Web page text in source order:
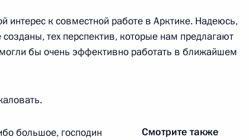
федерального
интерес к совместной работе в Арктике. Надеюсь,
созданы, тех перспектив, которые нам предлагают
бы очень эффективно работать в ближайшем
Смотрите также
большое, господин